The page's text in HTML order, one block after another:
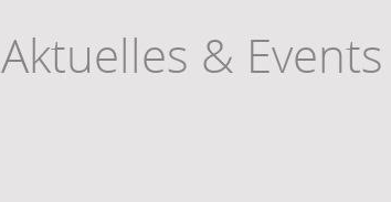
Aktuelles & Events